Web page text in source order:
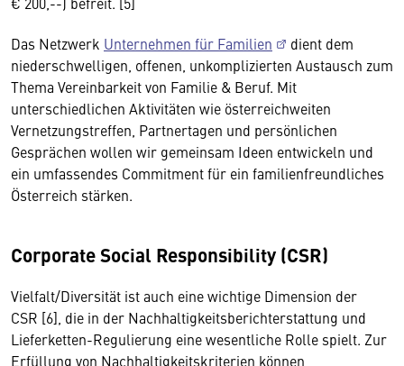
Das Netzwerk Unternehmen für Familien
dient dem
niederschwelligen, offenen, unkomplizierten Austausch zum
Thema Vereinbarkeit von Familie & Beruf. Mit
unterschiedlichen Aktivitäten wie österreichweiten
Vernetzungstreffen, Partnertagen und persönlichen
Gesprächen wollen wir gemeinsam Ideen entwickeln und
ein umfassendes Commitment für ein familienfreundliches
Österreich stärken.
Corporate Social Responsibility (CSR)
Vielfalt/Diversität ist auch eine wichtige Dimension der
CSR [6], die in der Nachhaltigkeitsberichterstattung und
Lieferketten-Regulierung eine wesentliche Rolle spielt. Zur
Erfüllung von Nachhaltigkeitskriterien können